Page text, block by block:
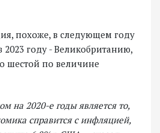
похоже, в следующем году
году - Великобританию,
шестой по величине
на 2020-е годы является то,
справится с инфляцией,